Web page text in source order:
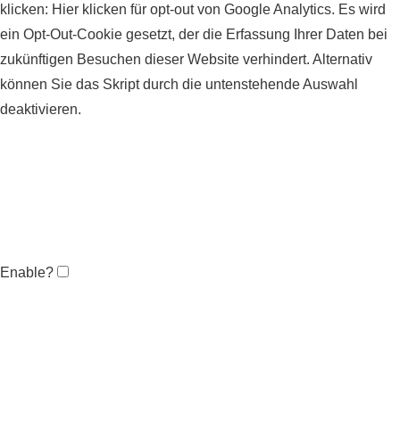
klicken: Hier klicken für opt-out von Google Analytics. Es wird
ein Opt-Out-Cookie gesetzt, der die Erfassung Ihrer Daten bei
zukünftigen Besuchen dieser Website verhindert. Alternativ
können Sie das Skript durch die untenstehende Auswahl
deaktivieren.
Enable?